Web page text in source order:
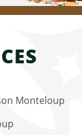
Monteloup